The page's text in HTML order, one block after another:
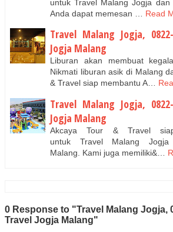
untuk Travel Malang Jogja dan
Anda dapat memesan …
Read
Travel Malang Jogja,
Jogja Malang
Liburan akan membuat
Nikmati liburan asik di Malang
& Travel siap membantu A…
Travel Malang Jogja,
Jogja Malang
Akcaya Tour & Travel
untuk Travel Malang
Malang. Kami juga memiliki&…
0 Response to "Travel Malang Jogja,
Travel Jogja Malang"